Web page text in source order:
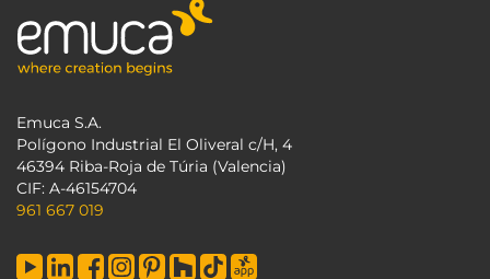
Emuca S.A.
Polígono Industrial El Oliveral c/H, 4
46394 Riba-Roja de Túria (Valencia)
CIF: A-46154704
961 667 019